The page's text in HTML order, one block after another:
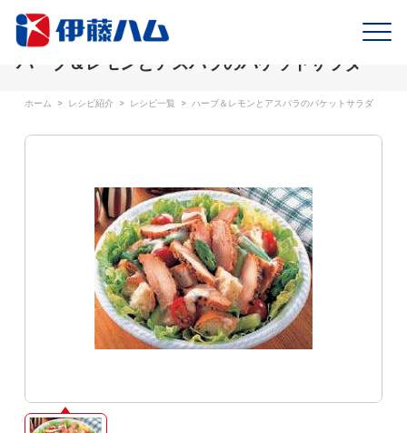
ハーブ＆レモンとアスパラのバケットサラダ
ホーム > レシピ紹介 > レシピ一覧 > ハーブ＆レモンとアスパラのバケットサラダ